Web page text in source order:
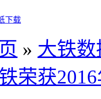
下载
» 大铁
荣获